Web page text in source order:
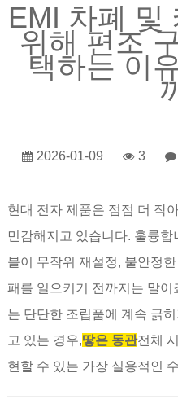
EMI 차폐 및
위해 편조
택하는 이
2026-01-09 3
현대 전자 제품은 점점 더 작
민감해지고 있습니다. 훌륭합
블이 무작위 재설정, 불안정
패를 일으키기 전까지는 말이
는 단단한 조립품에 계속 긁
고 있는 경우,땋은 동관전체
현할 수 있는 가장 실용적인